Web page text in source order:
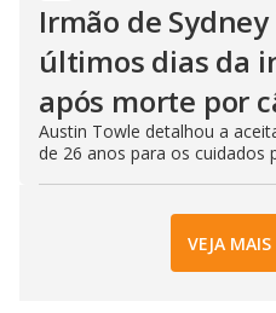
Irmão de
últimos dias da
após morte por
Austin Towle detalhou a
de 26 anos para os cuidados
VEJA